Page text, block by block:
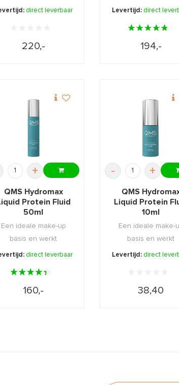
direct leverbaar
220,-
om de huid te
Levertijd: direct
194,-
+
QMS Hydromax
Protein Fluid
50ml
Een ideale make-up
basis en werkt
preventief tegen
direct leverbaar
160,-
- +
QMS
Liquid Protein
10ml
Een ideale make-
basis en werkt
preventief tegen
Levertijd: direct
38,40